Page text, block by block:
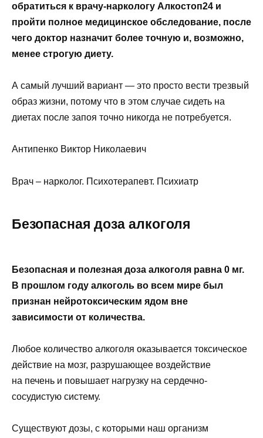
обратиться к врачу-наркологу Алкостоп24 и
пройти полное медицинское обследование, после
чего доктор назначит более точную и, возможно,
менее строгую диету.
А самый лучший вариант — это просто вести трезвый
образ жизни, потому что в этом случае сидеть на
диетах после запоя точно никогда не потребуется.
Антипенко Виктор Николаевич
Врач – нарколог. Психотерапевт. Психиатр
Безопасная доза алкоголя
Безопасная и полезная доза алкоголя равна 0 мг.
В прошлом году алкоголь во всем мире был
признан нейротоксическим ядом вне
зависимости от количества.
Любое количество алкоголя оказывается токсическое
действие на мозг, разрушающее воздействие
на печень и повышает нагрузку на сердечно-
сосудистую систему.
Существуют дозы, с которыми наш организм